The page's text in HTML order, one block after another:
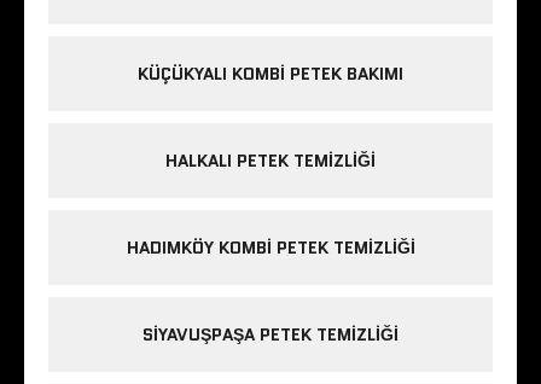
KÜÇÜKYALI KOMBI PETEK BAKIMI
HALKALI PETEK TEMIZLIĞI
HADIMKÖY KOMBI PETEK TEMIZLIĞI
SIYAVUŞPAŞA PETEK TEMIZLIĞI